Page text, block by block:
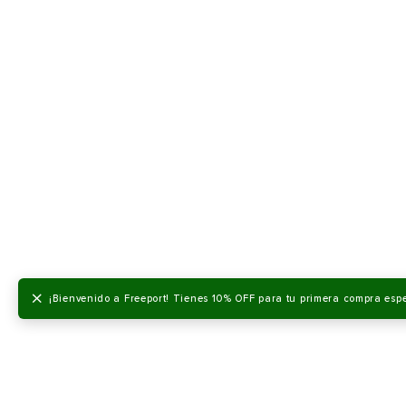
× ¡Bienvenido a Freeport! Tienes 10% OFF para tu primera compra